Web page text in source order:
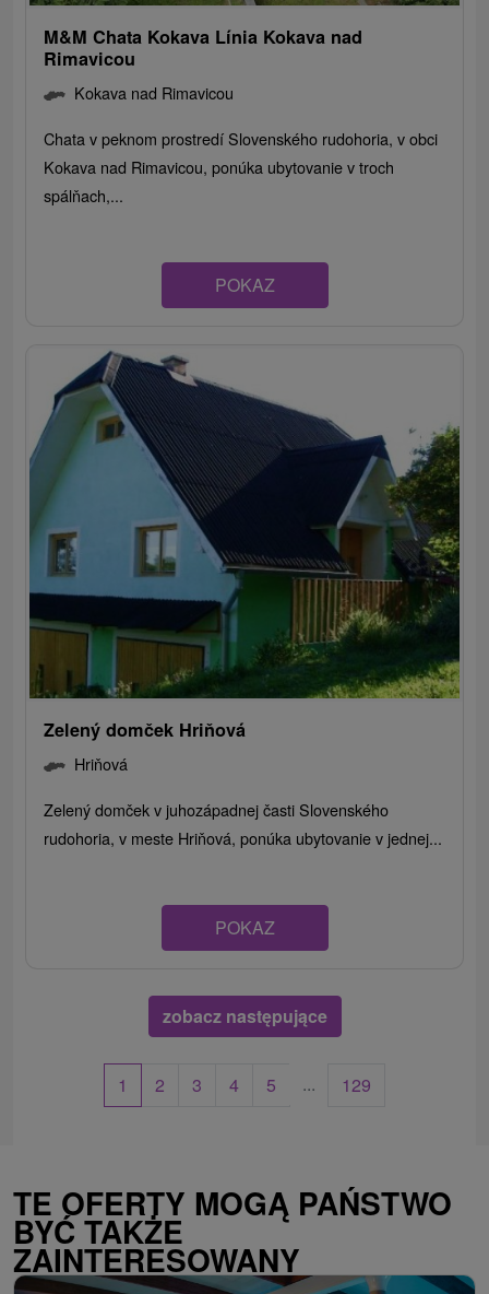
M&M Chata Kokava Línia Kokava nad
Rimavicou
Kokava nad Rimavicou
Chata v peknom prostredí Slovenského rudohoria, v obci
Kokava nad Rimavicou, ponúka ubytovanie v troch
spálňach,...
POKAZ
Zelený domček Hriňová
Hriňová
Zelený domček v juhozápadnej časti Slovenského
rudohoria, v meste Hriňová, ponúka ubytovanie v jednej...
POKAZ
zobacz następujące
1 2 3 4 5 ... 129
TE OFERTY MOGĄ PAŃSTWO
BYĆ TAKŻE
ZAINTERESOWANY